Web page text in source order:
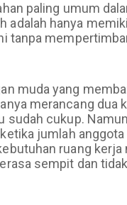
paling umum
adalah hanya
tanpa
muda yang
merancang dua
sudah cukup.
jumlah anggota
ruang kerja
sempit dan